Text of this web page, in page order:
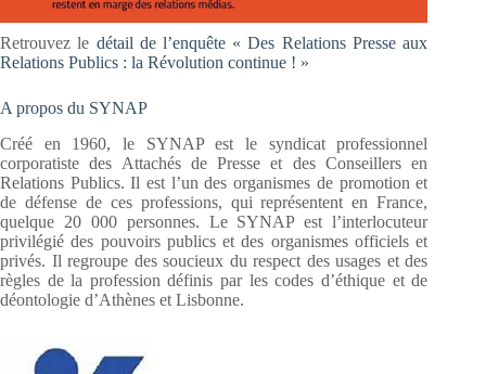
Retrouvez le détail de l’enquête « Des Relations Presse aux
Relations Publics : la Révolution continue ! »
A propos du SYNAP
Créé en 1960, le SYNAP est le syndicat professionnel
corporatiste des Attachés de Presse et des Conseillers en
Relations Publics. Il est l’un des organismes de promotion et
de défense de ces professions, qui représentent en France,
quelque 20 000 personnes. Le SYNAP est l’interlocuteur
privilégié des pouvoirs publics et des organismes officiels et
privés. Il regroupe des soucieux du respect des usages et des
règles de la profession définis par les codes d’éthique et de
déontologie d’Athènes et Lisbonne.